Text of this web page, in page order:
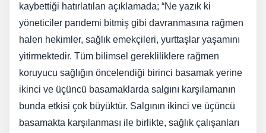
kaybettiği hatırlatılan açıklamada; “Ne yazık ki
yöneticiler pandemi bitmiş gibi davranmasına rağmen
halen hekimler, sağlık emekçileri, yurttaşlar yaşamını
yitirmektedir. Tüm bilimsel gerekliliklere rağmen
koruyucu sağlığın öncelendiği birinci basamak yerine
ikinci ve üçüncü basamaklarda salgını karşılamanın
bunda etkisi çok büyüktür. Salgının ikinci ve üçüncü
basamakta karşılanması ile birlikte, sağlık çalışanları